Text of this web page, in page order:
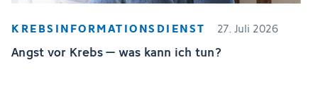
KREBSINFORMATIONSDIENST 27. Juli 2026
Angst vor Krebs – was kann ich tun?